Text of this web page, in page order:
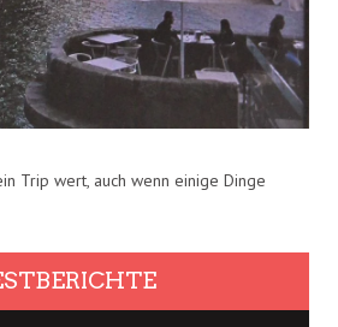
Trip wert, auch wenn einige Dinge